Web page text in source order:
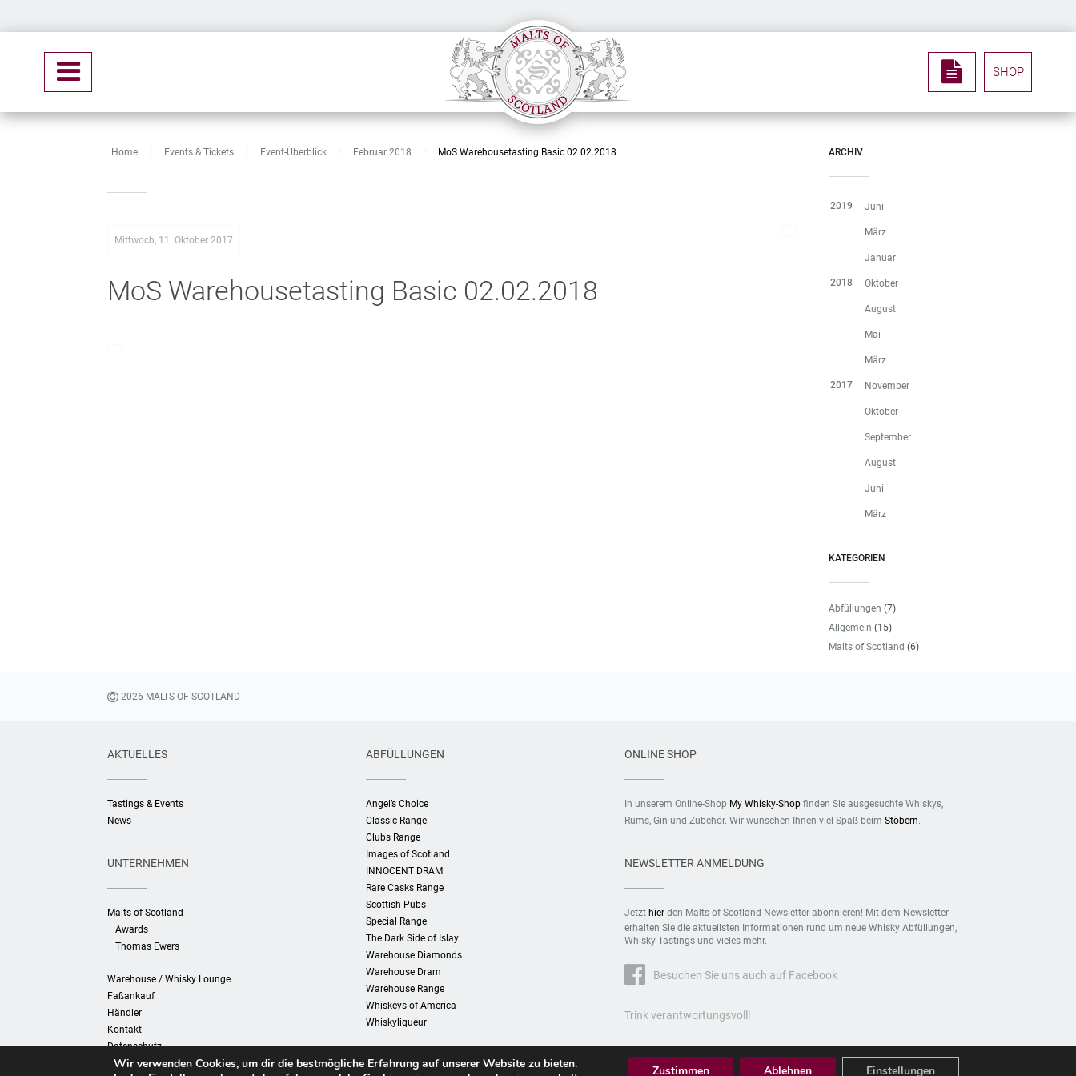
SHOP
Home Events & Tickets Event-Überblick Februar 2018 MoS Warehousetasting Basic 02.02.2018
Mittwoch, 11. Oktober 2017
MoS Warehousetasting Basic 02.02.2018
ARCHIV
2019 Juni
März
Januar
2018 Oktober
August
Mai
März
2017 November
Oktober
September
August
Juni
März
KATEGORIEN
Abfüllungen (7)
Allgemein (15)
Malts of Scotland (6)
2026 MALTS OF SCOTLAND
AKTUELLES
Tastings & Events
News
UNTERNEHMEN
Malts of Scotland
Awards
Thomas Ewers
Warehouse / Whisky Lounge
Faßankauf
Händler
Kontakt
Datenschutz
Impressum
ABFÜLLUNGEN
Angel’s Choice
Classic Range
Clubs Range
Images of Scotland
INNOCENT DRAM
Rare Casks Range
Scottish Pubs
Special Range
The Dark Side of Islay
Warehouse Diamonds
Warehouse Dram
Warehouse Range
Whiskeys of America
Whiskyliqueur
ONLINE SHOP
In unserem Online-Shop My Whisky-Shopfinden Sie ausgesuchte Whiskys,
Rums, Gin und Zubehör. Wir wünschen Ihnen viel Spaß beim Stöbern.
NEWSLETTER ANMELDUNG
Jetzt hierden Malts of Scotland Newsletter abonnieren! Mit dem Newsletter
erhalten Sie die aktuellsten Informationen rund um neue Whisky Abfüllungen,
Whisky Tastings und vieles mehr.
Besuchen Sie uns auch auf Facebook
Trink verantwortungsvoll!
Wir verwenden Cookies, um dir die bestmögliche Erfahrung auf unserer Website zu bieten.
Zustimmen Ablehnen Einstellungen